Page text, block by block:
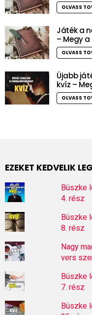
OLVASS
Játék a
– Megy
OLVASS
Újabb
kvíz –
OLVASS
EZEKET KEDVELIK
Büszke
4. rész
Büszke
8. rész
Nagy
vers
Büszke
7. rész
Büszke